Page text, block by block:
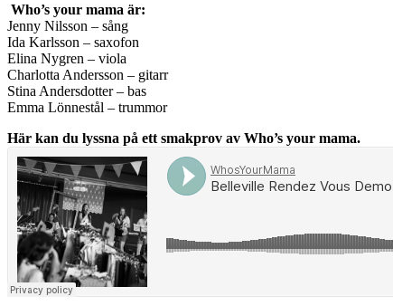
Who’s your mama är:
Jenny Nilsson – sång
Ida Karlsson – saxofon
Elina Nygren – viola
Charlotta Andersson – gitarr
Stina Andersdotter – bas
Emma Lönnestål – trummor
Här kan du lyssna på ett smakprov av Who’s your mama.